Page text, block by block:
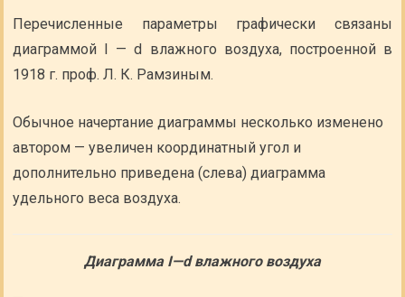
Перечисленные параметры графически связаны
диаграммой I — d влажного воздуха, построенной в
1918 г. проф. Л. К. Рамзиным.
Обычное начертание диаграммы несколько изменено
автором — увеличен координатный угол и
дополнительно приведена (слева) диаграмма
удельного веса воздуха.
Диаграмма I—d влажного воздуха